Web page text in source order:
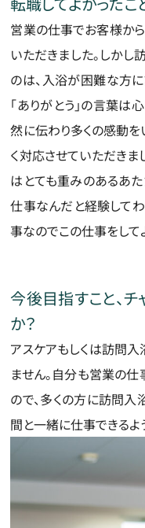
営業の仕事でお客様から
いただきました。しか
のは、入浴が困難な方
「ありがとう」の言葉は
然に伝わり多くの感動
く対応させていただきま
はとても重みのあるあ
仕事なんだと経験して
事なのでこの仕事をして
今後目指すこと、
か？
アスケアもしくは訪問
ません。自分も営業の
ので、多くの方に訪問
間と一緒に仕事できるよ